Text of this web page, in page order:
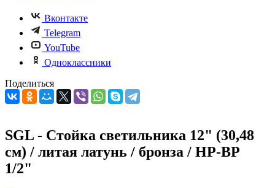
Вконтакте
Telegram
YouTube
Одноклассники
Поделиться
SGL - Стойка светильника 12" (30,48
см) / литая латунь / бронза / НР-ВР
1/2"